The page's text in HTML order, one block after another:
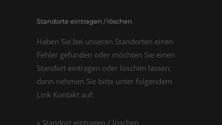
Standorte eintragen / löschen
Haben Sie bei unseren Standorten einen
Fehler gefunden oder möchten Sie einen
Standort eintragen oder löschen lassen,
dann nehmen Sie bitte unter folgendem
Link Kontakt auf:
» Standort eintragen / löschen